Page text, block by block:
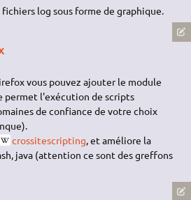
fichiers log sous forme de graphique.
vous pouvez ajouter le module
permet l'exécution de scripts
de confiance de votre choix
crossitescripting, et améliore la
java (attention ce sont des greffons